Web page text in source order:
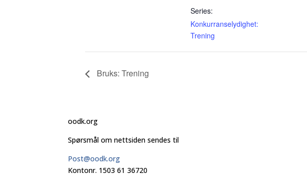
Series:
Konkurranselydighet:
Trening
Bruks: Trening
oodk.org
Spørsmål om nettsiden sendes til
Post@oodk.org
Kontonr. 1503 61 36720